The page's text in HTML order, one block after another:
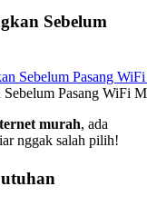
Sebelum
Pasang WiFi
murah, ada
nggak salah pilih!